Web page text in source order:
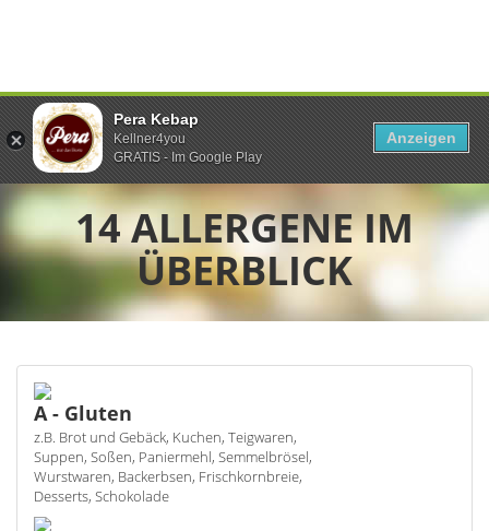
14 ALLERGENE IM
ÜBERBLICK
A - Gluten
z.B. Brot und Gebäck, Kuchen, Teigwaren,
Suppen, Soßen, Paniermehl, Semmelbrösel,
Wurstwaren, Backerbsen, Frischkornbreie,
Desserts, Schokolade
Pera Kebap
Kellner4you
GRATIS - Im Google Play
Anzeigen